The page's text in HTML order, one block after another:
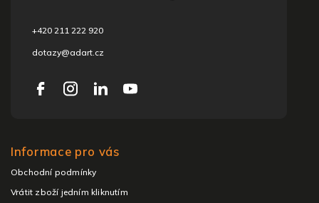
+420 211 222 920
dotazy@adart.cz
Informace pro vás
Obchodní podmínky
Vrátit zboží jedním kliknutím